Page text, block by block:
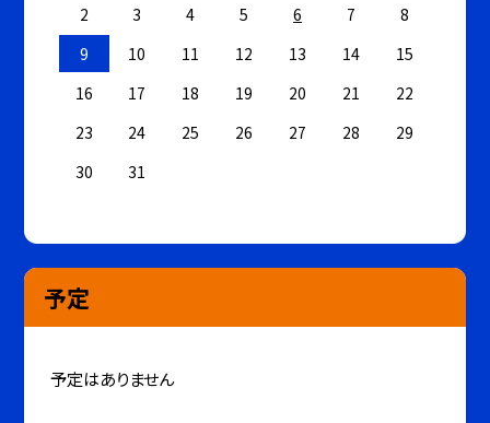
2
3 4 5 6 7
8
9
10 11 12 13 14
15
16
17 18 19 20 21
22
23
24 25 26 27 28
29
30
31
予定
予定はありません